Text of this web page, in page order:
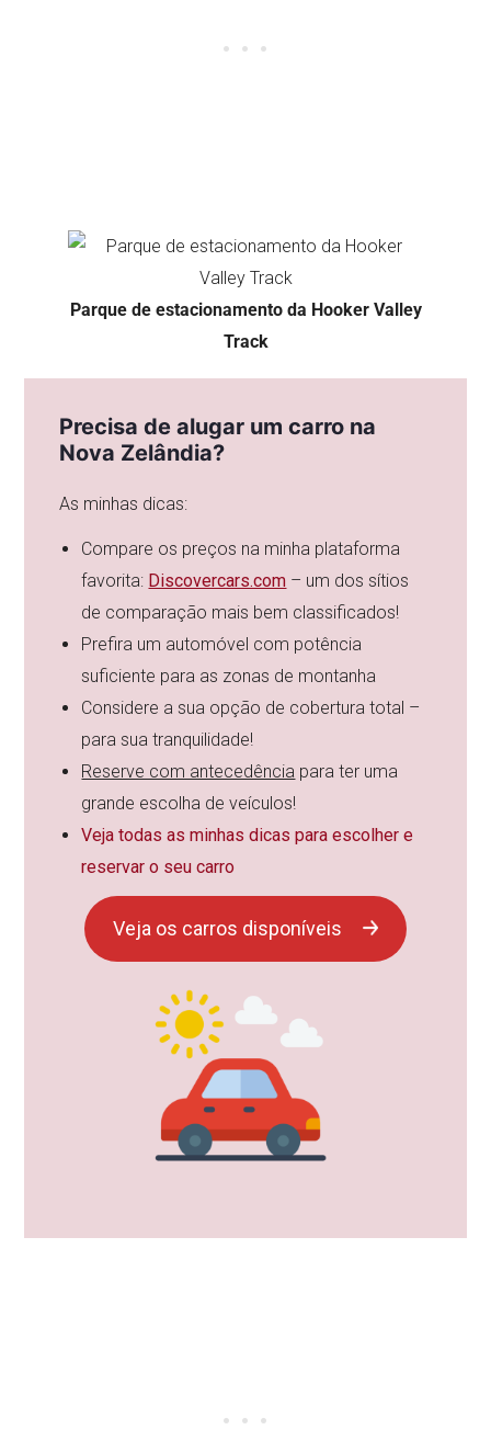
Parque de estacionamento da Hooker Valley
Track
Precisa de alugar um carro na
Nova Zelândia?
As minhas dicas:
Compare os preços na minha plataforma
favorita: Discovercars.com – um dos sítios
de comparação mais bem classificados!
Prefira um automóvel com potência
suficiente para as zonas de montanha
Considere a sua opção de cobertura total –
para sua tranquilidade!
Reserve com antecedência para ter uma
grande escolha de veículos!
Veja todas as minhas dicas para escolher e
reservar o seu carro
Veja os carros disponíveis